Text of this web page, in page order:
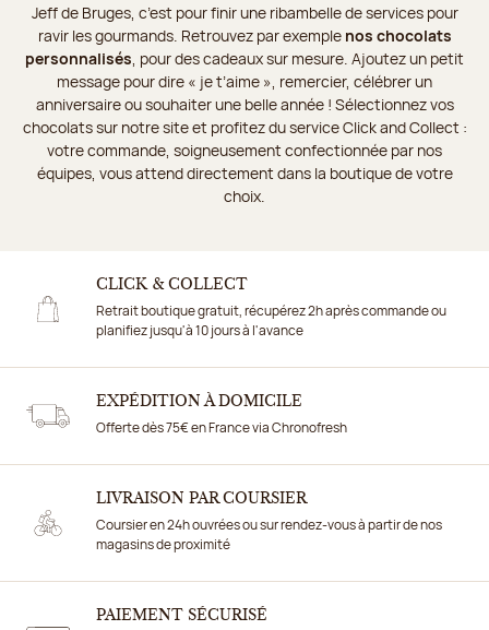
Jeff de Bruges, c’est pour finir une ribambelle de services pour
ravir les gourmands. Retrouvez par exemple nos chocolats
personnalisés , pour des cadeaux sur mesure. Ajoutez un petit
message pour dire « je t’aime », remercier, célébrer un
anniversaire ou souhaiter une belle année ! Sélectionnez vos
chocolats sur notre site et profitez du service Click and Collect :
votre commande, soigneusement confectionnée par nos
équipes, vous attend directement dans la boutique de votre
choix.
CLICK & COLLECT
Retrait boutique gratuit, récupérez 2h après commande ou
planifiez jusqu'à 10 jours à l'avance
EXPÉDITION À DOMICILE
Offerte dès 75€ en France via Chronofresh
LIVRAISON PAR COURSIER
Coursier en 24h ouvrées ou sur rendez-vous à partir de nos
magasins de proximité
PAIEMENT SÉCURISÉ